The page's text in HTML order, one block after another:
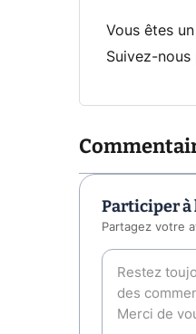
Vous êtes
Suivez-
Participer à
Partagez votre